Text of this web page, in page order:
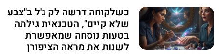
כשלקוחה דרשה לק ג'ל ב"צבע
שלא קיים", הטכנאית גילתה
בטעות נוסחה שמאפשרת
לשנות את מראה הציפורן